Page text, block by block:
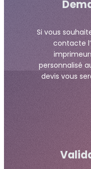
Si vous
contacte
personnalisé
devis vous